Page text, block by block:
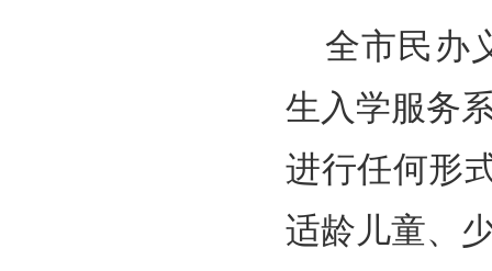
全市民办
生入学服务
进行任何形
适龄儿童、